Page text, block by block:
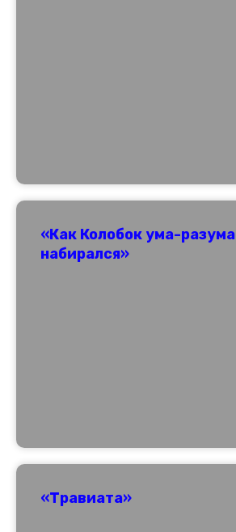
«Как Колобок ума-разума
набирался»
«Травиата»